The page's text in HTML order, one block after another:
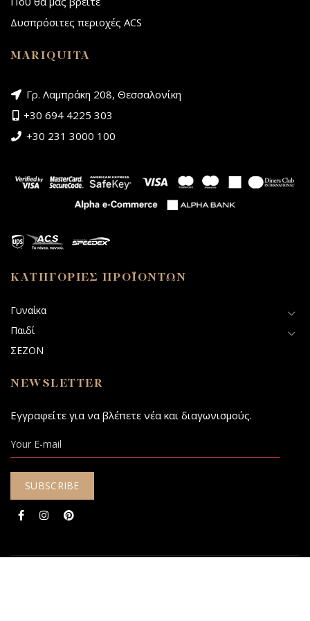
Δυσπρόσιτες περιοχές ACS
MARIQUITA
Γρ. Λαμπράκη 208, Θεσσαλονίκη
+30 694 4225 303
+30 231 3000 100
ΚΑΤΗΓΟΡΙΕΣ ΠΡΟΪΟΝΤΩΝ
Γυναίκα
Παιδί
ΣΕΖΟΝ
NEWSLETTER
Εγγραφείτε για να βλέπετε νέα και διαγωνισμούς.